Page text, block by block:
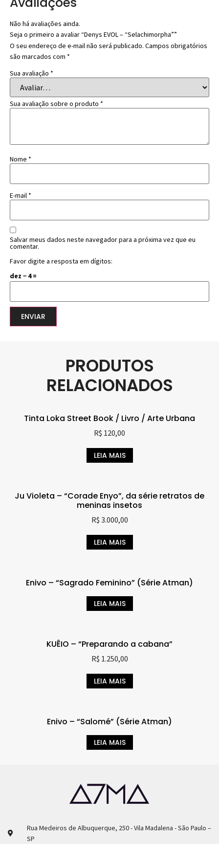
Não há avaliações ainda.
Seja o primeiro a avaliar “Denys EVOL – “Selachimorpha””
O seu endereço de e-mail não será publicado. Campos obrigatórios
são marcados com *
Sua avaliação *
Sua avaliação sobre o produto *
Nome *
E-mail *
Salvar meus dados neste navegador para a próxima vez que eu
comentar.
Favor digite a resposta em dígitos:
dez − 4 =
PRODUTOS
RELACIONADOS
Tinta Loka Street Book / Livro / Arte Urbana
R$ 120,00
LEIA MAIS
Ju Violeta – “Corade Enyo”, da série retratos de
meninas insetos
R$ 3.000,00
LEIA MAIS
Enivo – “Sagrado Feminino” (Série Atman)
LEIA MAIS
KUÊIO – “Preparando a cabana”
R$ 1.250,00
LEIA MAIS
Enivo – “Salomé” (Série Atman)
LEIA MAIS
Rua Medeiros de Albuquerque, 250 - Vila Madalena - São Paulo –
SP